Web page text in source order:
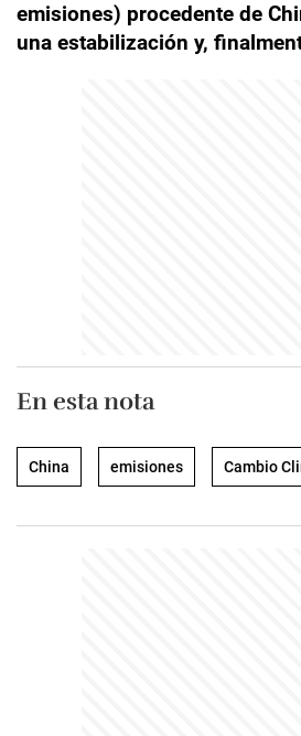
emisiones) procedente de
una estabilización y,
En esta nota
China emisiones Cambio